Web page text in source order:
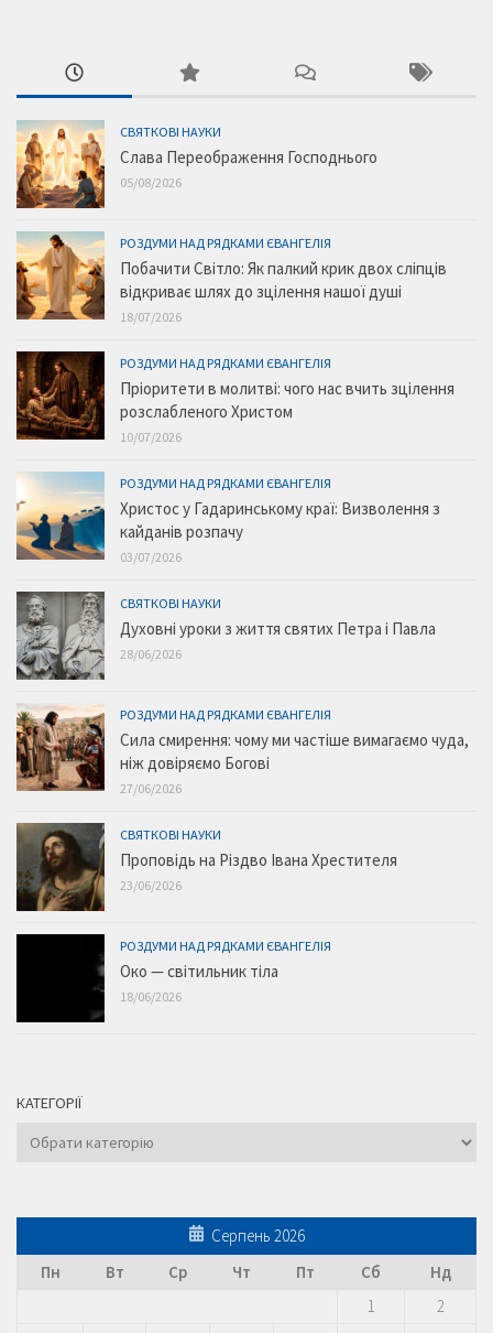
СВЯТКОВІ НАУКИ
Слава Переображення Господнього
05/08/2026
РОЗДУМИ НАД РЯДКАМИ ЄВАНГЕЛІЯ
Побачити Світло: Як палкий крик двох сліпців
відкриває шлях до зцілення нашої душі
18/07/2026
РОЗДУМИ НАД РЯДКАМИ ЄВАНГЕЛІЯ
Пріоритети в молитві: чого нас вчить зцілення
розслабленого Христом
10/07/2026
РОЗДУМИ НАД РЯДКАМИ ЄВАНГЕЛІЯ
Христос у Гадаринському краї: Визволення з
кайданів розпачу
03/07/2026
СВЯТКОВІ НАУКИ
Духовні уроки з життя святих Петра і Павла
28/06/2026
РОЗДУМИ НАД РЯДКАМИ ЄВАНГЕЛІЯ
Сила смирення: чому ми частіше вимагаємо чуда,
ніж довіряємо Богові
27/06/2026
СВЯТКОВІ НАУКИ
Проповідь на Різдво Івана Хрестителя
23/06/2026
РОЗДУМИ НАД РЯДКАМИ ЄВАНГЕЛІЯ
Око — світильник тіла
18/06/2026
КАТЕГОРІЇ
Категорії
Серпень 2026
Пн
Вт Ср Чт Пт Сб
Нд
1
2